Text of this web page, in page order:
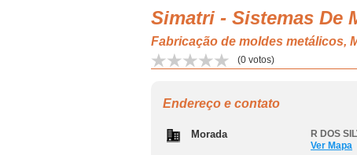
Simatri - Sistemas De
Fabricação de moldes metálicos,
(0 votos)
Endereço e contato
Morada R DOS
Ver Mapa